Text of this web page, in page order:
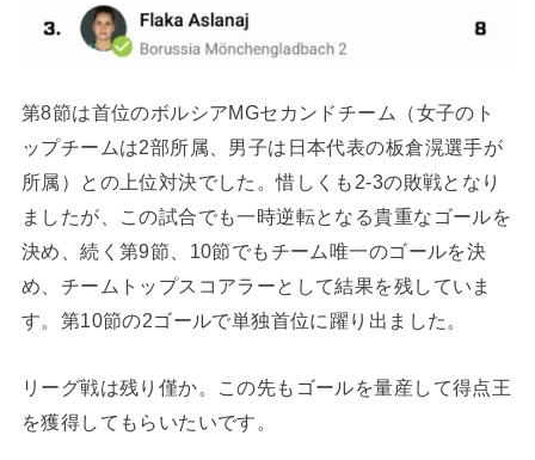
第8節は首位のボルシアMGセカンドチーム（女子のト
ップチームは2部所属、男子は日本代表の板倉滉選手が
所属）との上位対決でした。惜しくも2-3の敗戦となり
ましたが、この試合でも一時逆転となる貴重なゴールを
決め、続く第9節、10節でもチーム唯一のゴールを決
め、チームトップスコアラーとして結果を残していま
す。第10節の2ゴールで単独首位に躍り出ました。
リーグ戦は残り僅か。この先もゴールを量産して得点王
を獲得してもらいたいです。